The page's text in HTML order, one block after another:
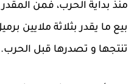
منذ بداية الحرب، فمن
بيع ما يقدر بثلاثة ملايين
تنتجها و تصدرها قبل الحرب.